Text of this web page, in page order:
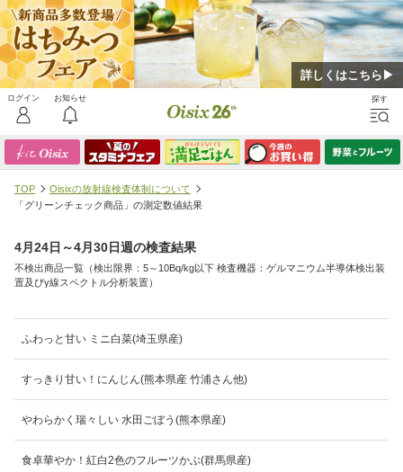
詳しくはこちら▶
TOP
Oisixの放射線検査体制について
「グリーンチェック商品」の測定数値結果
4月24日～4月30日週の検査結果
不検出商品一覧（検出限界：5～10Bq/kg以下 検査機器：ゲルマニウム半導体検出装
置及びγ線スペクトル分析装置）
ふわっと甘い ミニ白菜(埼玉県産)
すっきり甘い！にんじん(熊本県産 竹浦さん他)
わらかく瑞々しい 水田ごぼう(熊本県産)
食卓華やか！紅白2色のフルーツかぶ(群馬県産)